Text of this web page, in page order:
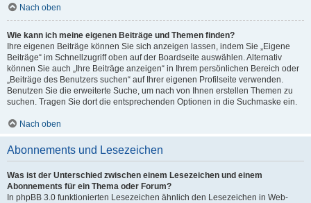
Nach oben
Wie kann ich meine eigenen Beiträge und Themen finden?
Ihre eigenen Beiträge können Sie sich anzeigen lassen, indem Sie „Eigene
Beiträge“ im Schnellzugriff oben auf der Boardseite auswählen. Alternativ
können Sie auch „Ihre Beiträge anzeigen“ in Ihrem persönlichen Bereich oder
„Beiträge des Benutzers suchen“ auf Ihrer eigenen Profilseite verwenden.
Benutzen Sie die erweiterte Suche, um nach von Ihnen erstellen Themen zu
suchen. Tragen Sie dort die entsprechenden Optionen in die Suchmaske ein.
Nach oben
Abonnements und Lesezeichen
Was ist der Unterschied zwischen einem Lesezeichen und einem
Abonnements für ein Thema oder Forum?
In phpBB 3.0 funktionierten Lesezeichen ähnlich den Lesezeichen in Web-